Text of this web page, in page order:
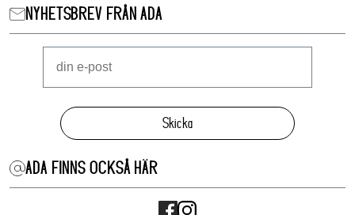
NYHETSBREV FRÅN ADA
Skicka
ADA FINNS OCKSÅ HÄR